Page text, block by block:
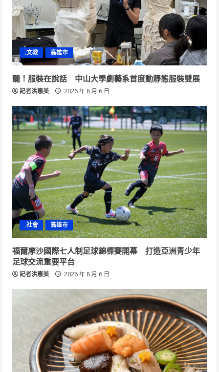
.文教 高雄市
聽！服裝在說話 中山大學劇藝系首度動靜態服裝雙展
記者洪惠美 2026 年 8 月 6 日
.社會 高雄市
福爾摩沙國際七人制足球錦標賽開幕 打造亞洲青少年
足球交流重要平台
記者洪惠美 2026 年 8 月 6 日